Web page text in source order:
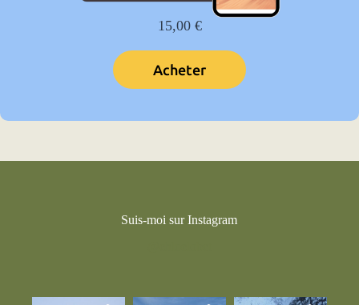
15,00 €
Acheter
Suis-moi sur Instagram